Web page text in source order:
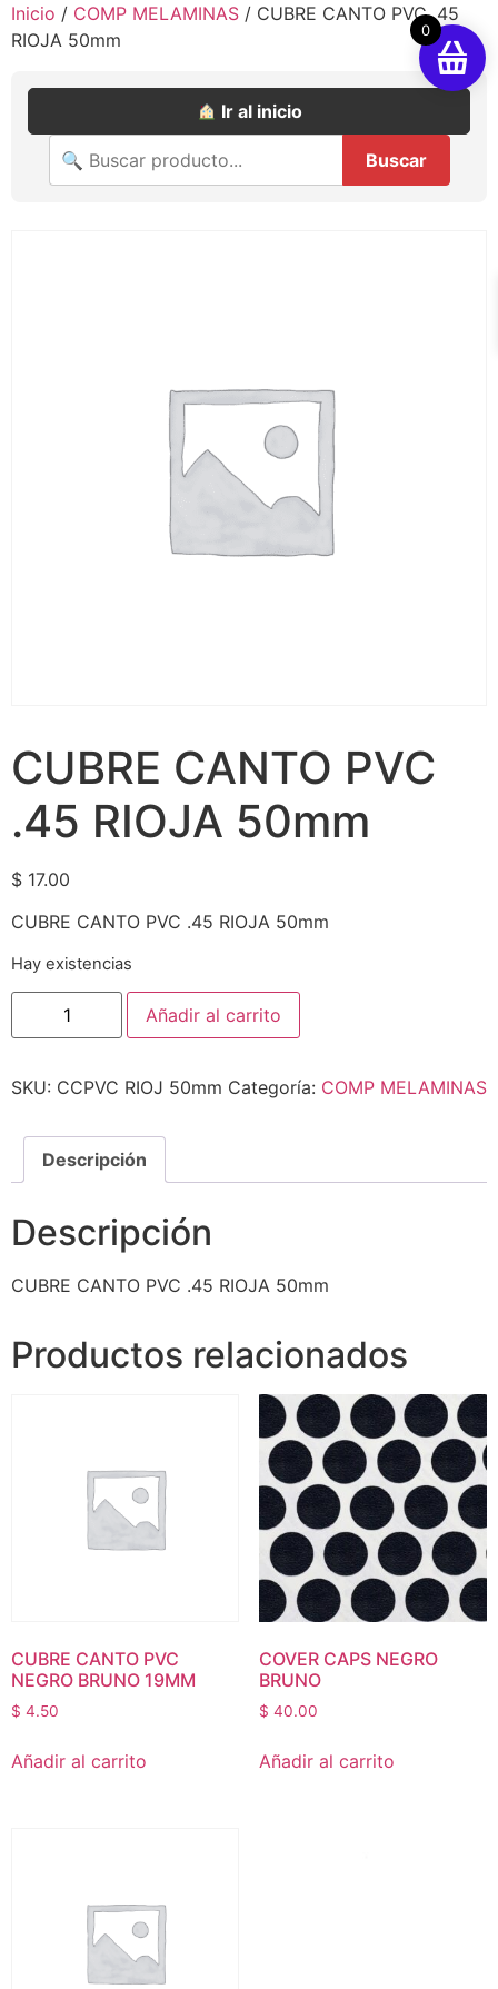
Inicio / COMP MELAMINAS / CUBRE CANTO PVC .45
RIOJA 50mm
Ir al inicio
Buscar
CUBRE CANTO PVC
.45 RIOJA 50mm
$ 17.00
CUBRE CANTO PVC .45 RIOJA 50mm
Hay existencias
Añadir al carrito
SKU: CCPVC RIOJ 50mm Categoría: COMP MELAMINAS
Descripción
Descripción
CUBRE CANTO PVC .45 RIOJA 50mm
Productos relacionados
CUBRE CANTO PVC
NEGRO BRUNO 19MM
$ 4.50
Añadir al carrito
COVER CAPS NEGRO
BRUNO
$ 40.00
Añadir al carrito
0